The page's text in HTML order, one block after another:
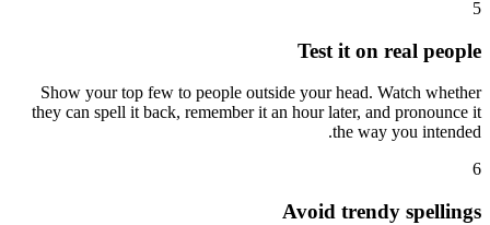
5
Test it on real people
Show your top few to people outside your head. Watch whether
they can spell it back, remember it an hour later, and pronounce it
the way you intended.
6
Avoid trendy spellings